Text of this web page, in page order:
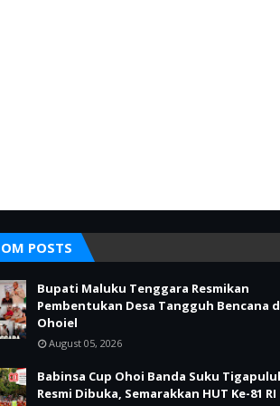
POSTS
Bupati Maluku Tenggara Resmikan
Pembentukan Desa Tangguh Bencana
Ohoiel
August 05, 2026
Babinsa Cup Ohoi Banda Suku
Resmi Dibuka, Semarakkan HUT Ke-81 RI